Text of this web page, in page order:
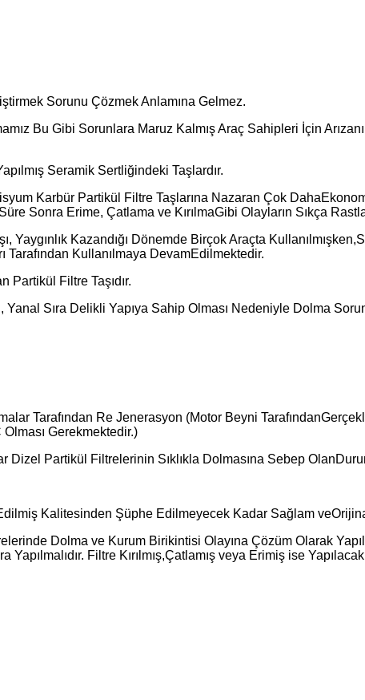
Sorunu Çözmek Anlamına Gelmez.
Bu Gibi Sorunlara Maruz Kalmış Araç Sahipleri İçin
Seramik Sertliğindeki Taşlardır.
Karbür Partikül Filtre Taşlarına Nazaran Çok
Sonra Erime, Çatlama ve KırılmaGibi Olayların Sıkça
Yaygınlık Kazandığı Dönemde Birçok Araçta
Tarafından Kullanılmaya DevamEdilmektedir.
Partikül Filtre Taşıdır.
Sıra Delikli Yapıya Sahip Olması Nedeniyle Dolma
Tarafından Re Jenerasyon (Motor Beyni
Gerekmektedir.)
Partikül Filtrelerinin Sıklıkla Dolmasına Sebep
Kalitesinden Şüphe Edilmeyecek Kadar Sağlam
Dolma ve Kurum Birikintisi Olayına Çözüm Olarak
Filtre Kırılmış,Çatlamış veya Erimiş ise